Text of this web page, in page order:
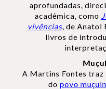
aprofundadas,
acadêmica, como
vivências, de Anatol
livros de
A Martins Fontes
do povo